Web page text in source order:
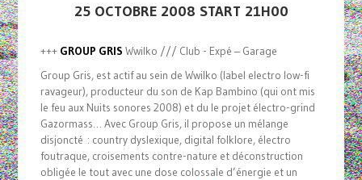
25 OCTOBRE 2008 START 21H00
+++ GROUP GRIS Wwilko /// Club - Expé – Garage
Group Gris, est actif au sein de Wwilko (label electro low-fi
ravageur), producteur du son de Kap Bambino (qui ont mis
le feu aux Nuits sonores 2008) et du le projet électro-grind
Gazormass… Avec Group Gris, il propose un mélange
disjoncté : country dyslexique, digital folklore, électro
foutraque, croisements contre-nature et déconstruction
obligée le tout avec une dose colossale d’énergie et un